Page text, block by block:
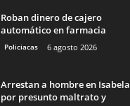
Roban dinero de cajero
automático en farmacia
Policiacas 6 agosto 2026
Arrestan a hombre en Isabela
por presunto maltrato y